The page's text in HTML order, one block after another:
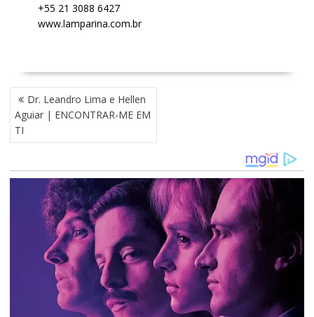
+55 21 3088 6427
www.lamparina.com.br
N
A
V
E
A
Dr. Leandro Lima e Hellen
Aguiar | ENCONTRAR-ME EM
TI